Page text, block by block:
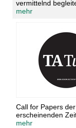
vermittelnd
mehr
Call for Papers
erscheinenden
mehr